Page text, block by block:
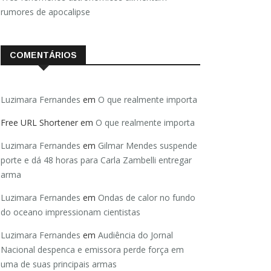
rumores de apocalipse
COMENTÁRIOS
Luzimara Fernandes em O que realmente importa
Free URL Shortener em O que realmente importa
Luzimara Fernandes em Gilmar Mendes suspende
porte e dá 48 horas para Carla Zambelli entregar
arma
Luzimara Fernandes em Ondas de calor no fundo
do oceano impressionam cientistas
Luzimara Fernandes em Audiência do Jornal
Nacional despenca e emissora perde força em
uma de suas principais armas